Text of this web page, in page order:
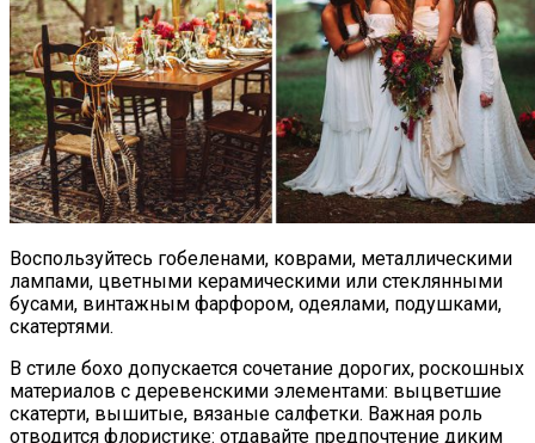
Воспользуйтесь гобеленами, коврами, металлическими
лампами, цветными керамическими или стеклянными
бусами, винтажным фарфором, одеялами, подушками,
скатертями.
В стиле бохо допускается сочетание дорогих, роскошных
материалов с деревенскими элементами: выцветшие
скатерти, вышитые, вязаные салфетки. Важная роль
отводится флористике: отдавайте предпочтение диким